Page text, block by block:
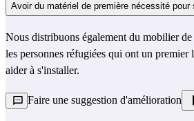
Avoir du matériel de première nécessité pour
Nous distribuons également du mobilier
les personnes réfugiées qui ont un premier
aider à s'installer.
Faire une suggestion d'amélioration